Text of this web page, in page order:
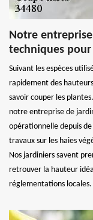
Notre
techniques
Suivant les espèces
rapidement des
savoir couper les
notre entreprise de
opérationnelle depuis
travaux sur les haies
Nos jardiniers savent
retrouver la hauteur
réglementations locales.